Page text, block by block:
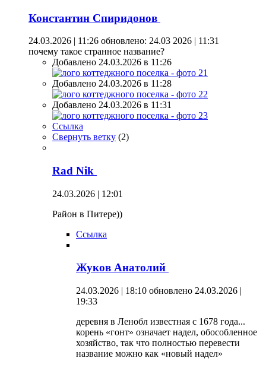
Константин Спиридонов
24.03.2026 | 11:26 обновлено: 24.03 2026 | 11:31
почему такое странное название?
Добавлено 24.03.2026 в 11:26
Добавлено 24.03.2026 в 11:28
Добавлено 24.03.2026 в 11:31
Ссылка
Свернуть ветку (2)
Rad Nik
24.03.2026 | 12:01
Район в Питере))
Ссылка
Жуков Анатолий
24.03.2026 | 18:10 обновлено 24.03.2026 |
19:33
деревня в Ленобл известная с 1678 года...
корень «гонт» означает надел, обособленное
хозяйство, так что полностью перевести
название можно как «новый надел»